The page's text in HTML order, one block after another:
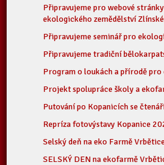
Připravujeme pro webové
ekologického zemědělství
Připravujeme seminář pro
Připravujeme tradiční
Program o loukách a přírodě pro
Projekt spolupráce školy a
Putování po Kopanicích se
Repríza fotovýstavy Kopanice
Selský deň na eko Farmě
SELSKÝ DEN na ekofarmě